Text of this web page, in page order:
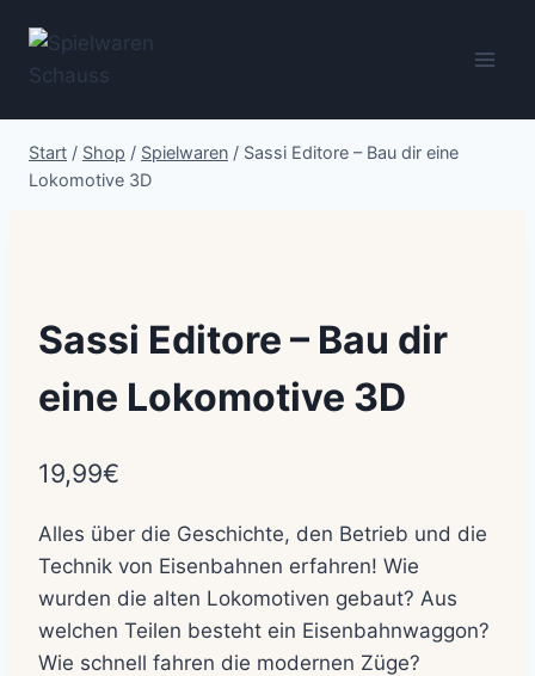
Inhalt
springen
Start / Shop / Spielwaren / Sassi Editore – Bau dir eine
Lokomotive 3D
Sassi Editore – Bau dir
eine Lokomotive 3D
19,99€
Alles über die Geschichte, den Betrieb und die
Technik von Eisenbahnen erfahren! Wie
wurden die alten Lokomotiven gebaut? Aus
welchen Teilen besteht ein Eisenbahnwaggon?
Wie schnell fahren die modernen Züge?